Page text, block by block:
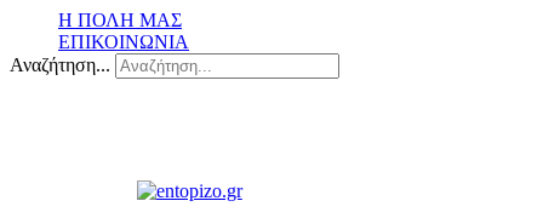
Η ΠΟΛΗ ΜΑΣ
ΕΠΙΚΟΙΝΩΝΙΑ
Αναζήτηση...